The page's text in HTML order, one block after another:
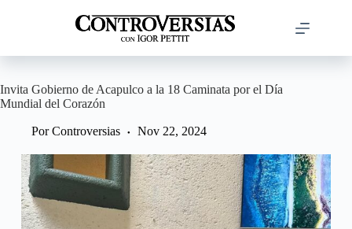
Invita Gobierno de Acapulco a la 18 Caminata por el Día
Mundial del Corazón
Por Controversias Nov 22, 2024